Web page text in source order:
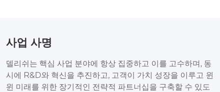
사업 사명
델리쉬는 핵심 사업 분야에 항상 집중하고 이를 고수하며, 동
시에 R&D와 혁신을 추진하고, 고객이 가치 성장을 이루고 윈
윈 미래를 위한 장기적인 전략적 파트너십을 구축할 수 있도